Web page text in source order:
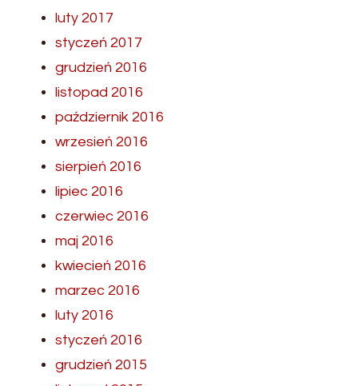
luty 2017
styczeń 2017
grudzień 2016
listopad 2016
październik 2016
wrzesień 2016
sierpień 2016
lipiec 2016
czerwiec 2016
maj 2016
kwiecień 2016
marzec 2016
luty 2016
styczeń 2016
grudzień 2015